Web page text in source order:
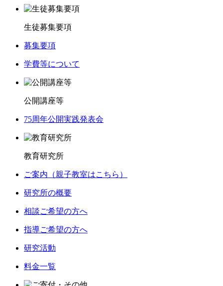
生徒募集要項
募集要項
学費等について
公開講座等
75周年公開実践発表会
教育研究所
ご案内（親子教室はこちら）
研究所の概要
相談ご希望の方へ
指導ご希望の方へ
研究活動
料金一覧